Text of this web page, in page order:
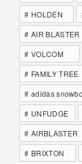
HOLDEN
AIR BLASTER
VOLCOM
FAMILY TREE
adidas
UNFUDGE
AIRBLASTER
BRIXTON